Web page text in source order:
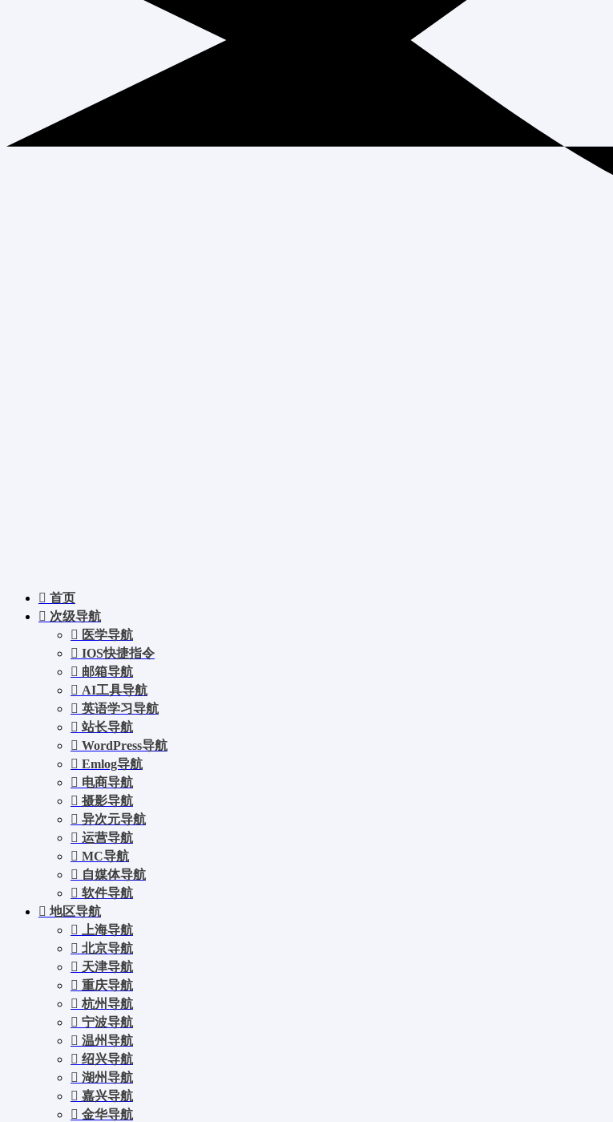
首页
次级导航
医学导航
IOS快捷指令
邮箱导航
AI工具导航
英语学习导航
站长导航
WordPress导航
Emlog导航
电商导航
摄影导航
异次元导航
运营导航
MC导航
自媒体导航
软件导航
地区导航
上海导航
北京导航
天津导航
重庆导航
杭州导航
宁波导航
温州导航
绍兴导航
湖州导航
嘉兴导航
金华导航